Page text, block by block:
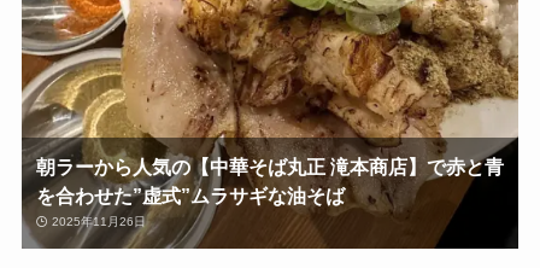
朝ラーから人気の【中華そば丸正 滝本商店】で赤と青
を合わせた”虚式”ムラサギな油そば
2025年11月26日